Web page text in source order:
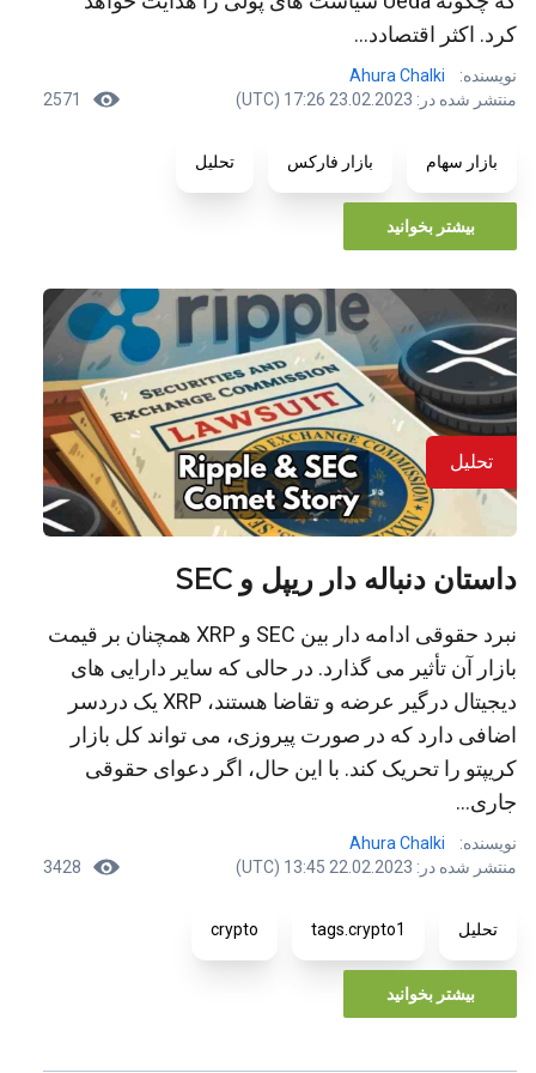
کرد. اکثر اقتصادد...
نویسنده:
Ahura Chalki
منتشر شده در: 23.02.2023 17:26 (UTC)
2571
بازار سهام بازار فارکس تحلیل
بیشتر بخوانید
تحلیل
داستان دنباله دار ریپل و SEC
نبرد حقوقی ادامه دار بین SEC و XRP همچنان بر قیمت
بازار آن تأثیر می گذارد. در حالی که سایر دارایی های
دیجیتال درگیر عرضه و تقاضا هستند، XRP یک دردسر
اضافی دارد که در صورت پیروزی، می تواند کل بازار
کریپتو را تحریک کند. با این حال، اگر دعوای حقوقی
جاری...
نویسنده:
Ahura Chalki
منتشر شده در: 22.02.2023 13:45 (UTC)
3428
تحلیل tags.crypto1
crypto
بیشتر بخوانید